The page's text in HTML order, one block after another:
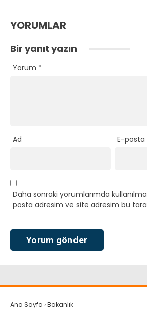
YORUMLAR
Bir yanıt yazın
Yorum *
Ad E-posta
Daha sonraki yorumlarımda
posta adresim ve site adresim bu
Ana Sayfa ›Bakanlık